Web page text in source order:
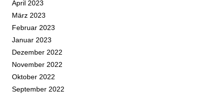
April 2023
März 2023
Februar 2023
Januar 2023
Dezember 2022
November 2022
Oktober 2022
September 2022